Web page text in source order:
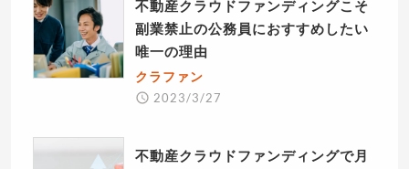
不動産クラウドファンディングこそ
副業禁止の公務員におすすめしたい
唯一の理由
クラファン
2023/3/27
不動産クラウドファンディングで月